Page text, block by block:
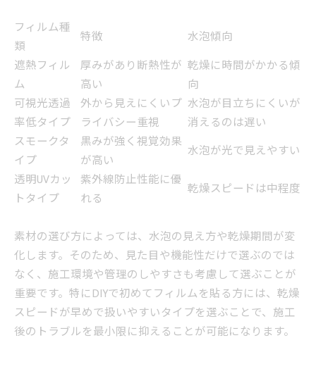
フィルム種
類
特徴
水泡傾向
遮熱フィル
ム
厚みがあり断熱性が
高い
乾燥に時間がかかる傾
向
可視光透過
率低タイプ
外から見えにくいプ
ライバシー重視
水泡が目立ちにくいが
消えるのは遅い
スモークタ
イプ
黒みが強く視覚効果
が高い
水泡が光で見えやすい
透明UVカッ
トタイプ
紫外線防止性能に優
れる
乾燥スピードは中程度
素材の選び方によっては、水泡の見え方や乾燥期間が変
化します。そのため、見た目や機能性だけで選ぶのでは
なく、施工環境や管理のしやすさも考慮して選ぶことが
重要です。特にDIYで初めてフィルムを貼る方には、乾燥
スピードが早めで扱いやすいタイプを選ぶことで、施工
後のトラブルを最小限に抑えることが可能になります。